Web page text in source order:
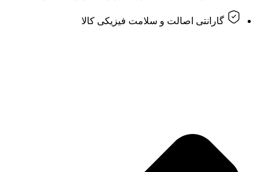
گارانتی اصالت و سلامت فیزیکی کالا